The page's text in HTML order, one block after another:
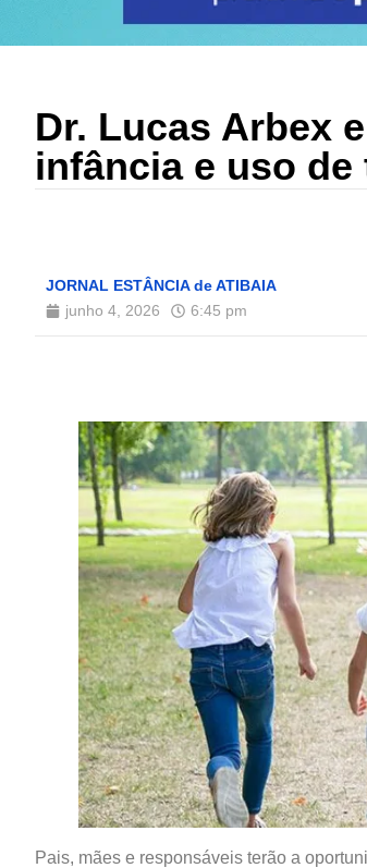
Dr. Lucas Arbex
infância e uso de
JORNAL ESTÂNCIA de ATIBAIA
junho 4, 2026
6:45 pm
Pais, mães e responsáveis terão a